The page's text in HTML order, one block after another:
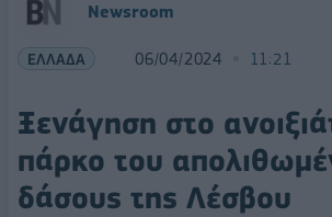
Newsroom
ΕΛΛΑΔΑ 06/04/2024 11:21
Ξενάγηση στο
πάρκο του
δάσους της Λέσβου